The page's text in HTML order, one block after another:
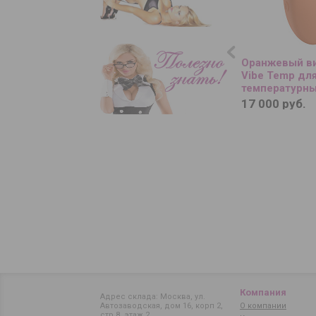
Оранжевый
Vibe Temp для
17 000 руб.
Адрес склада: Москва, ул.
Автозаводская, дом 16, корп 2,
Компания
О компании